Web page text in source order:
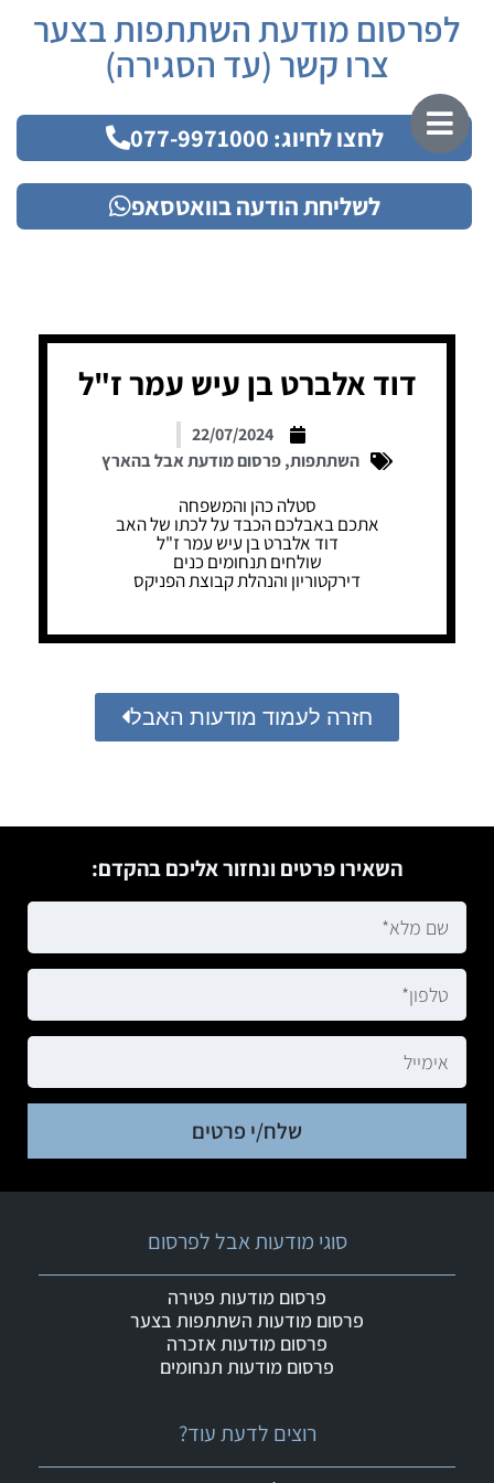
לפרסום מודעת השתתפות בצער
צרו קשר (עד הסגירה)
לחצו לחיוג: 077-9971000
לשליחת הודעה בוואטסאפ
דוד אלברט בן עיש עמר ז"ל
22/07/2024
השתתפות,פרסום מודעת אבל בהארץ
סטלה כהן והמשפחה
אתכם באבלכם הכבד על לכתו של האב
דוד אלברט בן עיש עמר ז"ל
שולחים תנחומים כנים
דירקטוריון והנהלת קבוצת הפניקס
חזרה לעמוד מודעות האבל
השאירו פרטים ונחזור אליכם בהקדם:
שלח/י פרטים
רוצים לדעת עוד?
סוגי מודעות אבל לפרסום
פרסום מודעות פטירה
פרסום מודעות השתתפות בצער
פרסום מודעות אזכרה
פרסום מודעות תנחומים